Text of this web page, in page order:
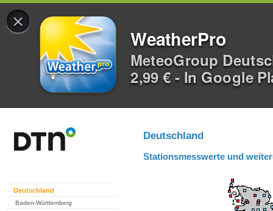
×
WeatherPro
MeteoGroup
2,99 € - In Google
Deutschland
Baden-Württemberg
Deutschland
Stationsmesswerte und